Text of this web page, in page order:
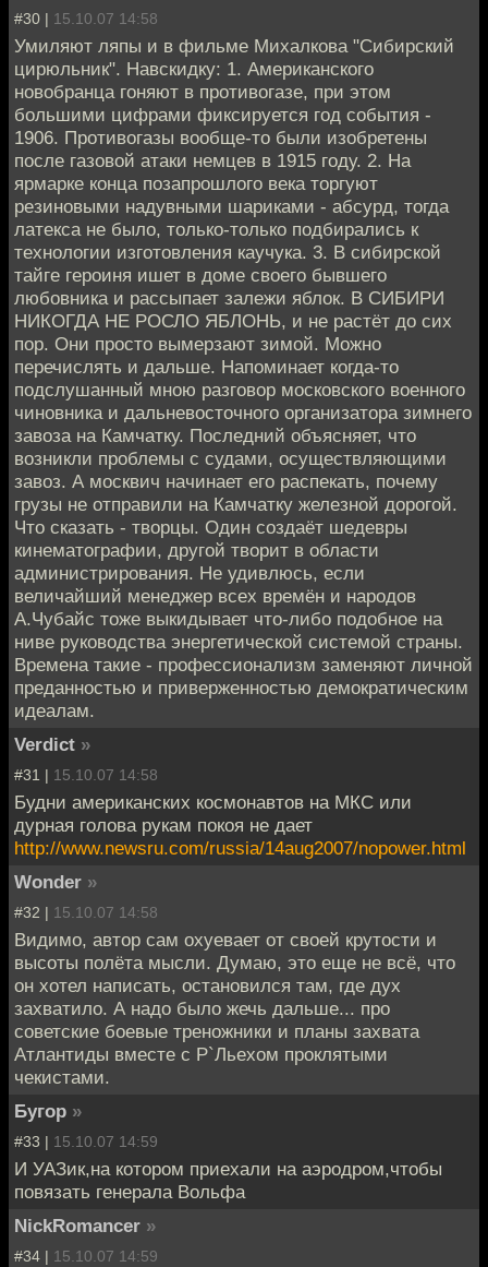
#30 | 15.10.07 14:58
Умиляют ляпы и в фильме Михалкова "Сибирский
цирюльник". Навскидку: 1. Американского
новобранца гоняют в противогазе, при этом
большими цифрами фиксируется год события -
1906. Противогазы вообще-то были изобретены
после газовой атаки немцев в 1915 году. 2. На
ярмарке конца позапрошлого века торгуют
резиновыми надувными шариками - абсурд, тогда
латекса не было, только-только подбирались к
технологии изготовления каучука. 3. В сибирской
тайге героиня ишет в доме своего бывшего
любовника и рассыпает залежи яблок. В СИБИРИ
НИКОГДА НЕ РОСЛО ЯБЛОНЬ, и не растёт до сих
пор. Они просто вымерзают зимой. Можно
перечислять и дальше. Напоминает когда-то
подслушанный мною разговор московского военного
чиновника и дальневосточного организатора зимнего
завоза на Камчатку. Последний объясняет, что
возникли проблемы с судами, осуществляющими
завоз. А москвич начинает его распекать, почему
грузы не отправили на Камчатку железной дорогой.
Что сказать - творцы. Один создаёт шедевры
кинематографии, другой творит в области
администрирования. Не удивлюсь, если
величайший менеджер всех времён и народов
А.Чубайс тоже выкидывает что-либо подобное на
ниве руководства энергетической системой страны.
Времена такие - профессионализм заменяют личной
преданностью и приверженностью демократическим
идеалам.
Verdict »
#31 | 15.10.07 14:58
Будни американских космонавтов на МКС или
дурная голова рукам покоя не дает
http://www.newsru.com/russia/14aug2007/nopower.html
Wonder »
#32 | 15.10.07 14:58
Видимо, автор сам охуевает от своей крутости и
высоты полёта мысли. Думаю, это еще не всё, что
он хотел написать, остановился там, где дух
захватило. А надо было жечь дальше... про
советские боевые треножники и планы захвата
Атлантиды вместе с Р`Льехом проклятыми
чекистами.
Бугор »
#33 | 15.10.07 14:59
И УАЗик,на котором приехали на аэродром,чтобы
повязать генерала Вольфа
NickRomancer »
#34 | 15.10.07 14:59